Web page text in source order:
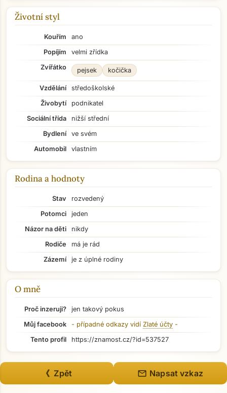
Životní styl
Kouřím
ano
Popíjím
velmi zřídka
Zvířátko
pejsek kočička
Vzdělání
středoškolské
Živobytí
podnikatel
Sociální třída
nižší střední
Bydlení
ve svém
Automobil
vlastním
Rodina a hodnoty
Stav
rozvedený
Potomci
jeden
Názor na děti
nikdy
Rodiče
má je rád
Zázemí
je z úplné rodiny
O mně
Proč inzeruji?
jen takový pokus
Můj facebook
- případné odkazy vidí Zlaté účty -
Tento profil
https://znamost.cz/?id=537527
《 Zpět mail Napsat vzkaz